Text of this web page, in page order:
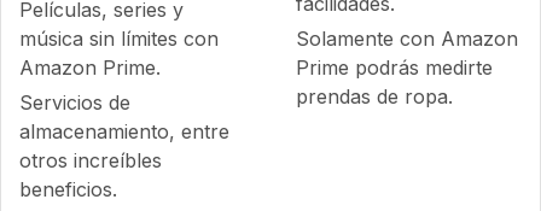
Películas, series y
música sin límites con
Amazon Prime.
Servicios de
almacenamiento, entre
otros increíbles
beneficios.
Solamente con Amazon
Prime podrás medirte
prendas de ropa.